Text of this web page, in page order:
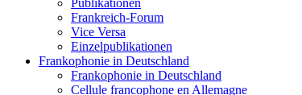
Publikationen
Frankreich-Forum
Vice Versa
Einzelpublikationen
Frankophonie in Deutschland
Frankophonie in Deutschland
Cellule francophone en Allemagne